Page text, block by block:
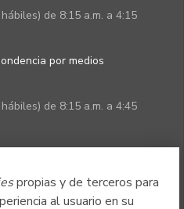
propias y de terceros para
al usuario en su
de 8:15 a.m. a 4:15
por medios
de 8:15 a.m. a 4:45